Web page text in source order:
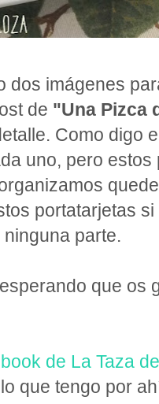
dos imágenes
de "Una Pizca
Como digo
uno, pero
portatarjetas
parte.
que os
de La Taza
que tengo por